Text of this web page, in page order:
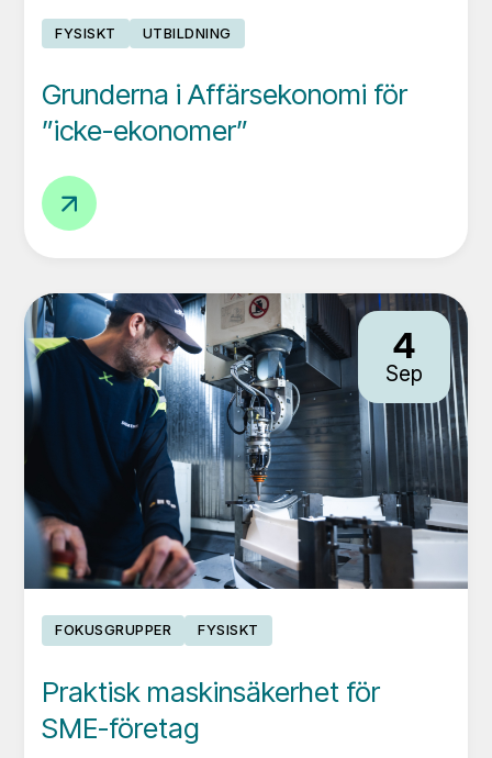
FYSISKT UTBILDNING
Grunderna i Affärsekonomi för
”icke-ekonomer”
Grunderna
i
Affärsekonomi
för
”icke-
ekonomer”
4
Sep
FOKUSGRUPPER FYSISKT
Praktisk maskinsäkerhet för
SME-företag